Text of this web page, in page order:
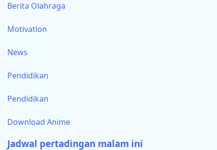
Berita Olahraga
Motivation
News
Pendidikan
Pendidikan
Download Anime
Jadwal pertadingan malam ini